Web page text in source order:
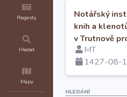
Regesty
Hledat
Mapy
Notářský
knih a
v Trutnově
MT
1427-08-
HLEDÁNÍ